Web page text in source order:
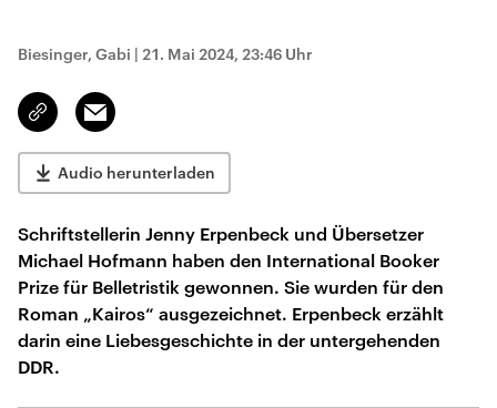
Biesinger, Gabi | 21. Mai 2024, 23:46 Uhr
Link
kopieren/teilen
Email
Audio herunterladen
Schriftstellerin Jenny Erpenbeck und Übersetzer
Michael Hofmann haben den International Booker
Prize für Belletristik gewonnen. Sie wurden für den
Roman „Kairos“ ausgezeichnet. Erpenbeck erzählt
darin eine Liebesgeschichte in der untergehenden
DDR.